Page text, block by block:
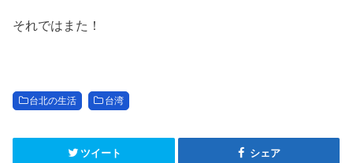
それではまた！
台北の生活 台湾
ツイート シェア